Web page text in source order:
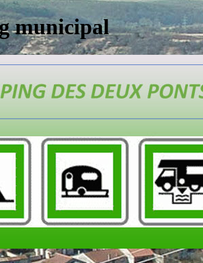
municipal